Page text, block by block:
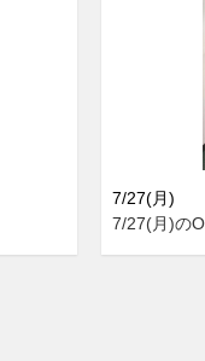
7/27(月)
7/27(月)の